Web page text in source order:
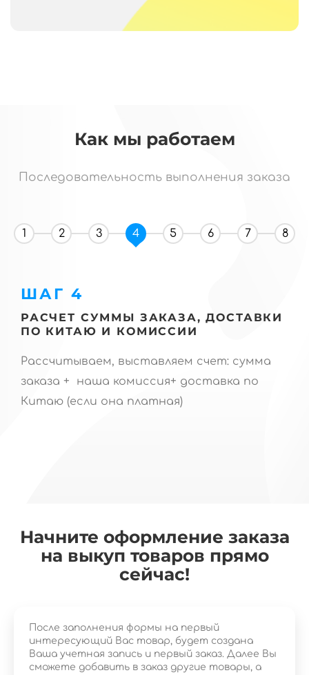
Как мы работаем
Последовательность выполнения заказа
1 2 3 4 5 6 7 8
ШАГ 4
РАСЧЕТ СУММЫ ЗАКАЗА, ДОСТАВКИ
ПО КИТАЮ И КОМИССИИ
Рассчитываем, выставляем счет: сумма
заказа + наша комиссия+ доставка по
Китаю (если она платная)
Начните оформление заказа
на выкуп товаров прямо
сейчас!
После заполнения формы на первый
интересующий Вас товар, будет создана
Ваша учетная запись и первый заказ. Далее Вы
сможете добавить в заказ другие товары, а